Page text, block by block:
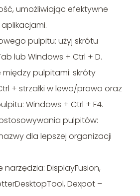
umożliwiając efektywne
pulpitu: użyj skrótu
lub Windows + Ctrl + D.
między pulpitami: skróty
+ strzałki w lewo/prawo oraz
Windows + Ctrl + F4.
pulpitów:
dla lepszej organizacji
DisplayFusion,
Dexpot –